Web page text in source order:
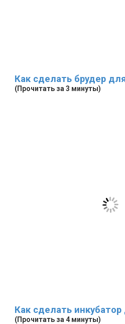
Как сделать брудер
(Прочитать за 3 минуты)
Как сделать инкубатор
(Прочитать за 4 минуты)